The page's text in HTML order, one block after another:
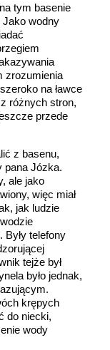
tym basenie
Jako wodny
zrozumienia
na ławce
różnych stron,
przede
z basenu,
pana Józka.
ale jako
więc miał
jak ludzie
Były telefony
tejże był
było jednak,
krępych
do niecki,
wody